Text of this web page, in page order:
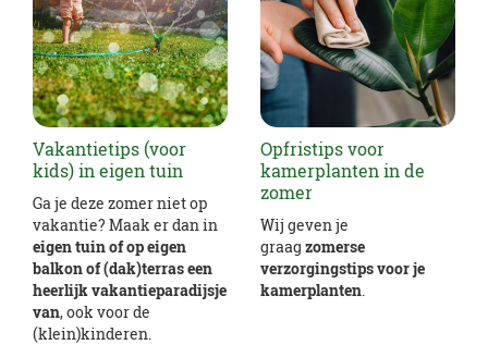
Vakantietips (voor
kids) in eigen tuin
Ga je deze zomer niet op
vakantie? Maak er dan in
eigen tuin of op eigen
balkon of (dak)terras een
heerlijk vakantieparadijsje
van, ook voor de
(klein)kinderen.
Opfristips voor
kamerplanten in de
zomer
Wij geven je
graag zomerse
verzorgingstips voor je
kamerplanten.